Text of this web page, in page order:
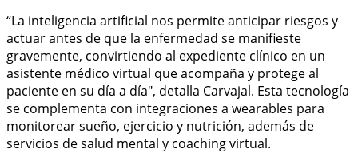
“La inteligencia artificial nos permite anticipar riesgos y
actuar antes de que la enfermedad se manifieste
gravemente, convirtiendo al expediente clínico en un
asistente médico virtual que acompaña y protege al
paciente en su día a día", detalla Carvajal. Esta tecnología
se complementa con integraciones a wearables para
monitorear sueño, ejercicio y nutrición, además de
servicios de salud mental y coaching virtual.